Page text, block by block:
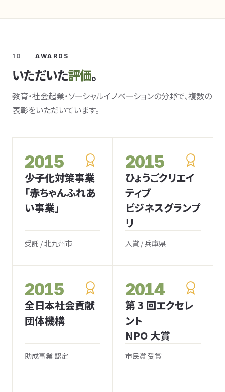
10 AWARDS
いただいた評価。
教育・社会起業・ソーシャルイノベーションの分野で、複数の
表彰をいただいています。
2015
少子化対策事業
「赤ちゃんふれあ
い事業」
受託 / 北九州市
2015
ひょうごクリエイ
ティブ
ビジネスグランプ
リ
入賞 / 兵庫県
2015
全日本社会貢献
団体機構
助成事業 認定
2014
第 3 回エクセレ
ント
NPO 大賞
市民賞 受賞